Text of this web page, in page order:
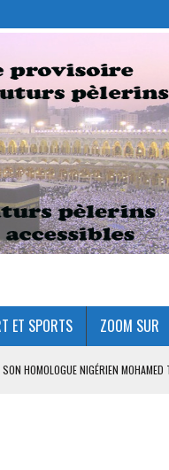
ET SPORTS ZOOM SUR
HOMOLOGUE NIGÉRIEN
RÉSIDENT PAR INTÉRIM